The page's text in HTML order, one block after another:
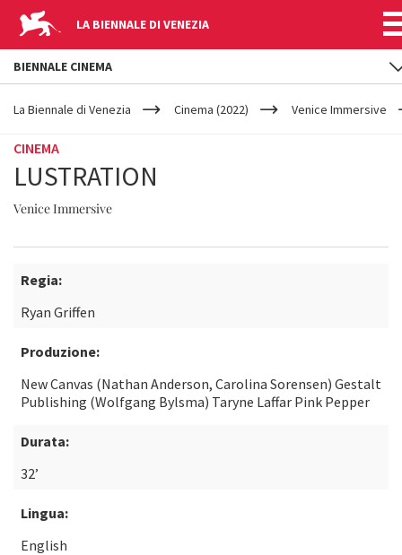
LA BIENNALE DI VENEZIA
YOUR
ARE
La Biennale di Venezia Cinema (2022) Venice Immersive
CINEMA
LUSTRATION
Venice Immersive
Regia:
Ryan Griffen
Produzione:
New Canvas (Nathan Anderson, Carolina Sorensen) Gestalt
Publishing (Wolfgang Bylsma) Taryne Laffar Pink Pepper
Durata:
32’
Lingua:
English
BIENNALE CINEMA